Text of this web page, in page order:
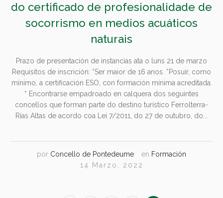
do certificado de profesionalidade de
socorrismo en medios acuáticos
naturais
Prazo de presentación de instancias ata o luns 21 de marzo
Requisitos de inscrición: *Ser maior de 16 anos. *Posuír, como
mínimo, a certificación ESO, con formación mínima acreditada.
* Encontrarse empadroado en calquera dos seguintes
concellos que forman parte do destino turístico Ferrolterra-
Rías Altas de acordo coa Lei 7/2011, do 27 de outubro, do...
por Concello de Pontedeume en Formación
14 Marzo, 2022